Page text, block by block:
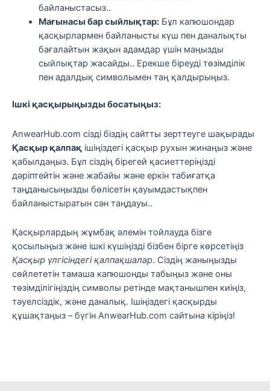
байланыстасыз..
Мағынасы бар сыйлықтар:Бұл капюшондар
қасқырлармен байланысты күш пен даналықты
бағалайтын жақын адамдар үшін маңызды
сыйлықтар жасайды.. Ерекше біреуді төзімділік
пен адалдық символымен таң қалдырыңыз.
Ішкі қасқырыңызды босатыңыз:
AnwearHub.com сізді біздің сайтты зерттеуге шақырады
Қасқыр қалпақ ішіңіздегі қасқыр рухын жинаңыз және
қабылдаңыз. Бұл сіздің бірегей қасиеттеріңізді
дәріптейтін және жабайы және еркін табиғатқа
таңданысыңызды бөлісетін қауымдастықпен
байланыстыратын сән таңдауы..
Қасқырлардың жұмбақ әлемін тойлауда бізге
қосылыңыз және ішкі күшіңізді бізбен бірге көрсетіңіз
Қасқыр үлгісіндегі қалпақшалар. Сіздің жаныңызды
сөйлететін тамаша капюшонды табыңыз және оны
төзімділігіңіздің символы ретінде мақтанышпен киіңіз,
тәуелсіздік, және даналық. Ішіңіздегі қасқырды
құшақтаңыз – бүгін AnwearHub.com сайтына кіріңіз!